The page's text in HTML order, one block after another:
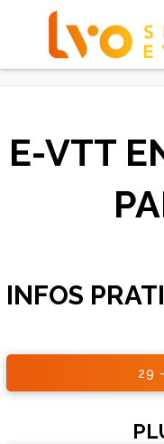
E-VTT
INFOS
29